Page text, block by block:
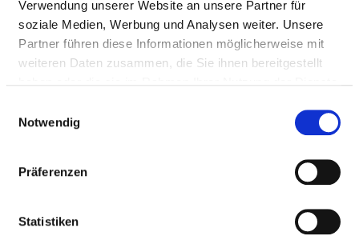
Verwendung unserer Website an unsere Partner für
soziale Medien, Werbung und Analysen weiter. Unsere
Partner führen diese Informationen möglicherweise mit
weiteren Daten zusammen, die Sie ihnen bereitgestellt
Notwendig
Präferenzen
Statistiken
Anfahrt
http://www.helios-kliniken.de/klinik/schleswig/fac...
Anzahl der Fachabteilungen: 1